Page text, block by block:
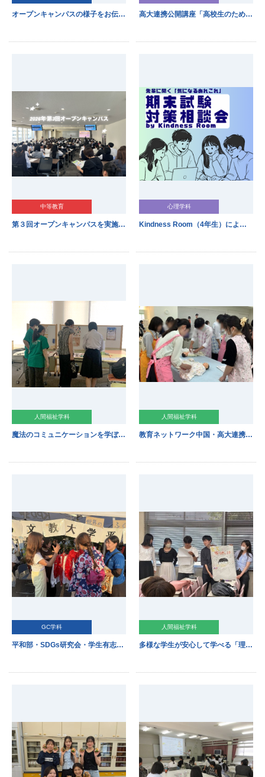
オープンキャンパスの様子をお伝えします！ 高大連携公開講座「高校生のための心理学入門」を実施しました
中等教育
第３回オープンキャンパスを実施しました！
心理学科
Kindness Room（4年生）による「期末試験対策相談会」を開催
人間福祉学科
魔法のコミュニケーションを学ぼう！
人間福祉学科
教育ネットワーク中国・高大連携公開講座が開催されました
GC学科
平和部・SDGs研究会・学生有志が地域イベント【噂通りの大文字祭り】で活躍！
人間福祉学科
多様な学生が安心して学べる「理想の大学」を考えました